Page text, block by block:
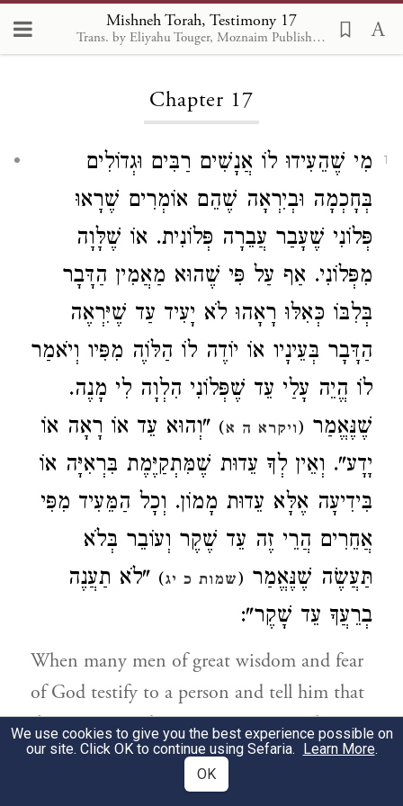
Mishneh Torah, Testimony 17
Trans. by Eliyahu Touger, Moznaim Publishing
Loading...
Chapter 17
1
מִי שֶׁהֵעִידוּ לוֹ אֲנָשִׁים רַבִּים וּגְדוֹלִים
בְּחָכְמָה וּבְיִרְאָה שֶׁהֵם אוֹמְרִים שֶׁרָאוּ
פְּלוֹנִי שֶׁעָבַר עֲבֵרָה פְּלוֹנִית. אוֹ שֶׁלָּוָה
מִפְּלוֹנִי. אַף עַל פִּי שֶׁהוּא מַאֲמִין הַדָּבָר
בְּלִבּוֹ כְּאִלּוּ רָאָהוּ לֹא יָעִיד עַד שֶׁיִּרְאֶה
הַדָּבָר בְּעֵינָיו אוֹ יוֹדֶה לוֹ הַלּוֶֹה מִפִּיו וְיֹאמַר
לוֹ הֱיֵה עָלַי עֵד שֶׁפְּלוֹנִי הִלְוָה לִי מָנֶה.
שֶׁנֶּאֱמַר (ויקרא ה א) "וְהוּא עֵד אוֹ רָאָה אוֹ
יָדָע". וְאֵין לְךָ עֵדוּת שֶׁמִּתְקַיֶּמֶת בִּרְאִיָּה אוֹ
בִּידִיעָה אֶלָּא עֵדוּת מָמוֹן. וְכָל הַמֵּעִיד מִפִּי
אֲחֵרִים הֲרֵי זֶה עֵד שֶׁקֶר וְעוֹבֵר בְּלֹא
תַּעֲשֶׂה שֶׁנֶּאֱמַר (שמות כ יג) "לֹא תַעֲנֶה
בְרֵעֲךָ עֵד שָׁקֶר":
When many men of great wisdom and fear
of God testify to a person and tell him that
they saw so-and-so commit a particular
transgression or borrow money from a
colleague, although the listener believes the
We use cookies to give you the best experience possible on
our site. Click OK to continue using Sefaria. Learn More.
OK